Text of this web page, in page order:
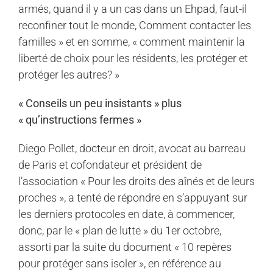
armés, quand il y a un cas dans un Ehpad, faut-il
reconfiner tout le monde, Comment contacter les
familles » et en somme, « comment maintenir la
liberté de choix pour les résidents, les protéger et
protéger les autres? »
« Conseils un peu insistants » plus
« qu’instructions fermes »
Diego Pollet, docteur en droit, avocat au barreau
de Paris et cofondateur et président de
l’association « Pour les droits des aînés et de leurs
proches », a tenté de répondre en s’appuyant sur
les derniers protocoles en date, à commencer,
donc, par le « plan de lutte » du 1er octobre,
assorti par la suite du document « 10 repères
pour protéger sans isoler », en référence au